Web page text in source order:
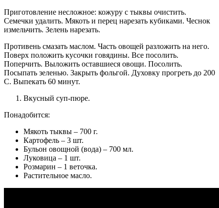
Приготовление несложное: кожуру с тыквы очистить.
Семечки удалить. Мякоть и перец нарезать кубиками. Чеснок
измельчить. Зелень нарезать.
Противень смазать маслом. Часть овощей разложить на него.
Поверх положить кусочки говядины. Все посолить.
Поперчить. Выложить оставшиеся овощи. Посолить.
Посыпать зеленью. Закрыть фольгой. Духовку прогреть до 200
C. Выпекать 60 минут.
Вкусный суп-пюре.
Понадобится:
Мякоть тыквы – 700 г.
Картофель – 3 шт.
Бульон овощной (вода) – 700 мл.
Луковица – 1 шт.
Розмарин – 1 веточка.
Растительное масло.